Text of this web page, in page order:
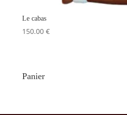
Le cabas
150.00 €
Panier